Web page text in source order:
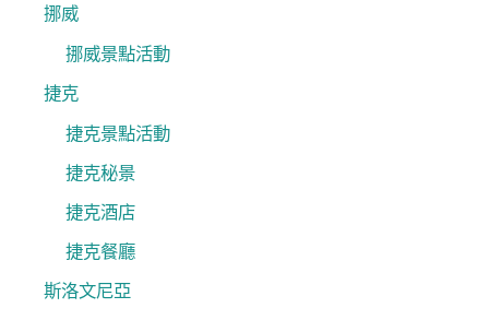
挪威
挪威景點活動
捷克
捷克景點活動
捷克秘景
捷克酒店
捷克餐廳
斯洛文尼亞